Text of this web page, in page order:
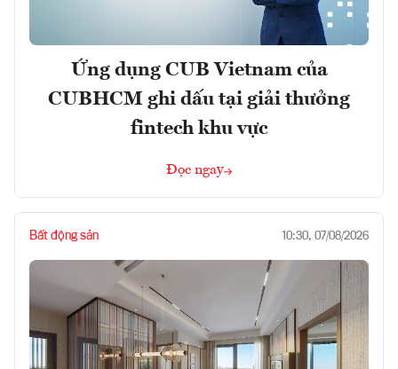
Ứng dụng CUB Vietnam của
CUBHCM ghi dấu tại giải thưởng
fintech khu vực
Đọc ngay
Bất động sản 10:30, 07/08/2026